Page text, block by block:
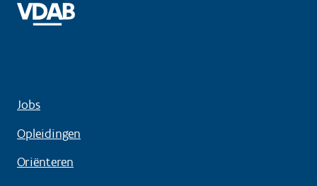
Jobs
Opleidingen
Oriënteren